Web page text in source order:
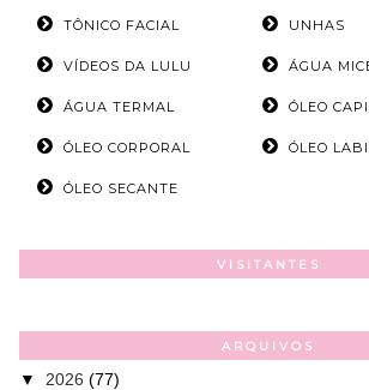
TÔNICO FACIAL UNHAS
VÍDEOS DA LULU ÁGUA
ÁGUA TERMAL ÓLEO
ÓLEO CORPORAL ÓLEO
ÓLEO SECANTE
VISITANTES
ARQUIVOS
▼ 2026 (77)